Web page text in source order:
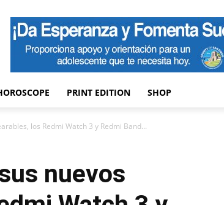
PRINT EDITION SHOP
los Redmi Watch 3 y Redmi Band...
nuevos